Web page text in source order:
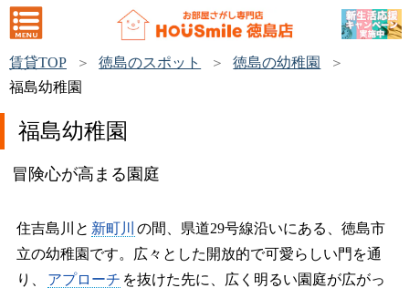
賃貸TOP 徳島のスポット
徳島の幼稚園
福島幼稚園
福島幼稚園
冒険心が高まる園庭
住吉島川と 新町川
の間、県道29号線沿いにある、徳島市
立の幼稚園です。広々とした開放的で可愛らしい門を通
り、
アプローチ を抜けた先に、広く明るい園庭が広がっ